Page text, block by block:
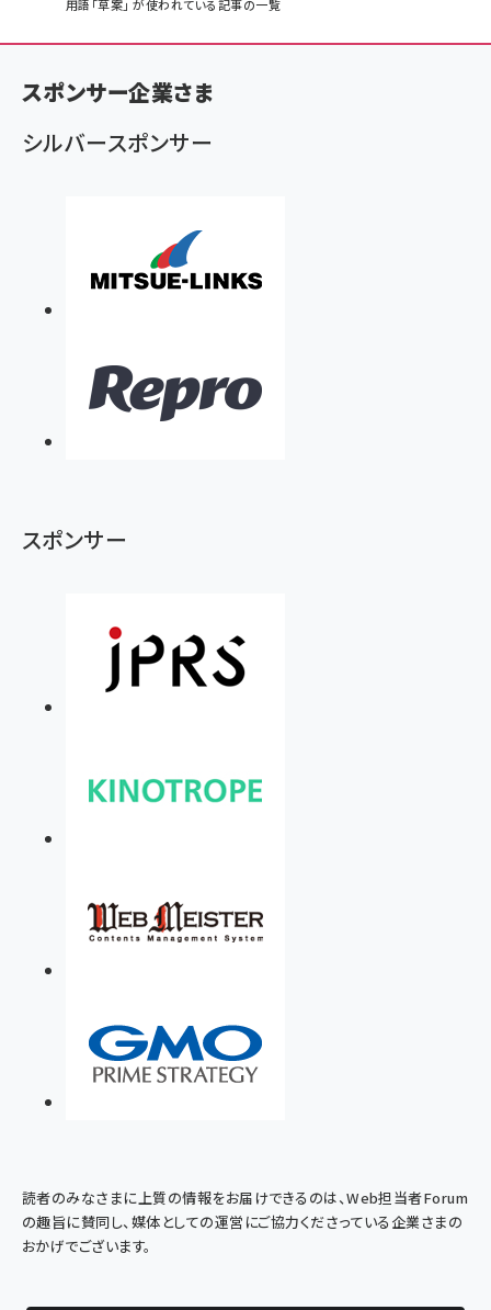
ン
く
ず
用語「草案」 が使われている記事の一覧
スポンサー企業さま
シルバースポンサー
スポンサー
読者のみなさまに上質の情報をお届けできるのは、Web担当者Forum
の趣旨に賛同し、媒体としての運営にご協力くださっている企業さまの
おかげでございます。